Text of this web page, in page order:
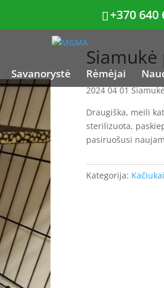
+370 640
Savanorystė Rėmėjai
Siamukė
2024 04 01
Draugiška, meili
sterilizuota,
pasiruošusi
Kategorija: